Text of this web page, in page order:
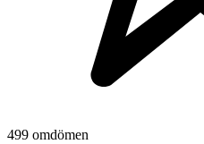
499 omdömen